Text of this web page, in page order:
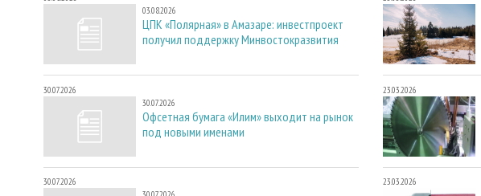
03.08.2026
ЦПК «Полярная» в Амазаре: инвестпроект
получил поддержку Минвостокразвития
30.07.2026
30.07.2026
Офсетная бумага «Илим» выходит на рынок
под новыми именами
30.07.2026
23.03.2026
23.03.2026